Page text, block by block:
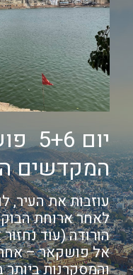
יום
המקדשים
עוזבות את העיר,
לאחר ארוחת
הורודה (עוד
אל פושקאר –
והמסקרנות ביותר